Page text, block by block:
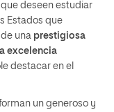
que deseen estudiar
Estados que
una prestigiosa
excelencia
destacar en el
un generoso y